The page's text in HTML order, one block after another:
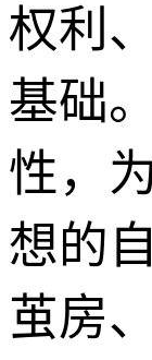
权利
基础
性，
想的
茧房